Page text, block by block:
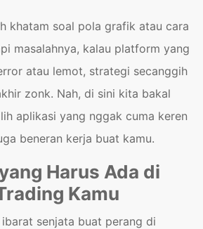
khatam soal pola grafik atau cara
masalahnya, kalau platform yang
atau lemot, strategi secanggih
zonk. Nah, di sini kita bakal
aplikasi yang nggak cuma keren
beneran kerja buat kamu.
Harus Ada di
Kamu
senjata buat perang di